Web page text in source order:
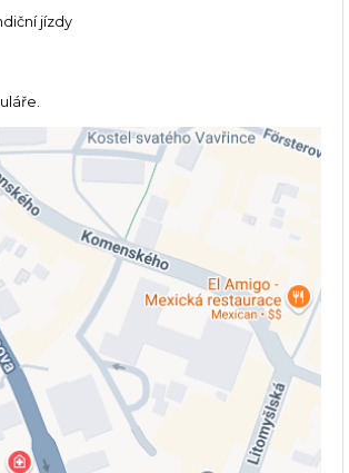
jízdy